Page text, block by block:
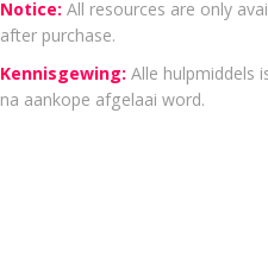
Notice: All resources are only
after purchase.
Kennisgewing: Alle hulpmiddels
na aankope afgelaai word.